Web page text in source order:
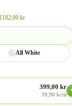
kr
All White
399,00 kr
39,90 kr/st